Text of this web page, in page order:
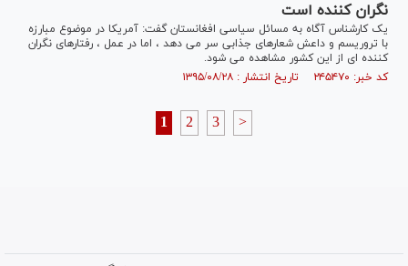
نگران کننده است
یک کارشناس آگاه به مسائل سیاسی افغانستان گفت: آمریکا در موضوع مبارزه
با تروریسم و داعش شعارهای جذابی سر می دهد ، اما در عمل ، رفتارهای نگران
کننده ای از این کشور مشاهده می شود.
کد خبر: ۲۴۵۴۷۰ تاریخ انتشار : ۱۳۹۵/۰۸/۲۸
1 2 3 >